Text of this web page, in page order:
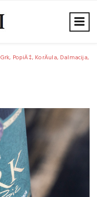
Grk, PopiÄ‡, KorÄula, Dalmacija,